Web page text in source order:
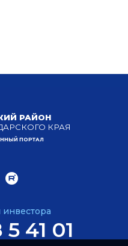
РАЙОН
КРАЯ
ПОРТАЛ
41 01